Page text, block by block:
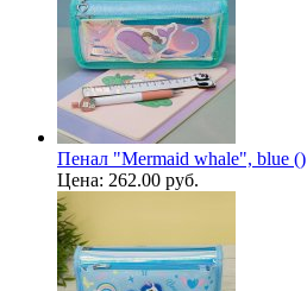
Пенал "Mermaid whale", blue ()
Цена: 262.00 руб.